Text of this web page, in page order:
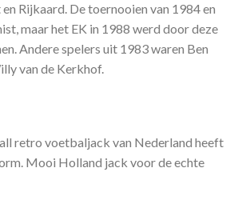
Rijkaard. De toernooien van 1984 en
maar het EK in 1988 werd door deze
Andere spelers uit 1983 waren Ben
van de Kerkhof.
retro voetbaljack van Nederland heeft
Mooi Holland jack voor de echte